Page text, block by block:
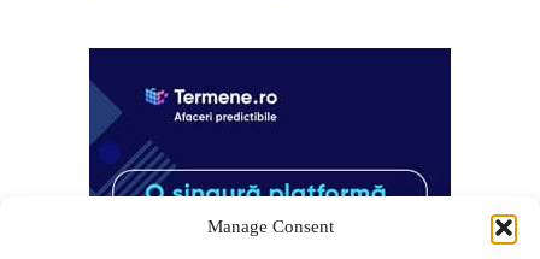
Manage Consent